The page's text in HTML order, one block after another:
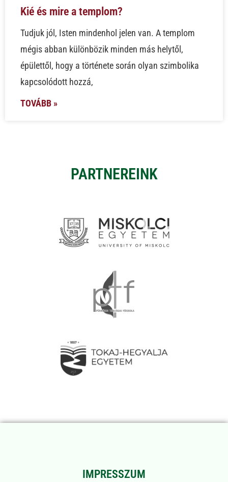
Kié és mire a templom?
Tudjuk jól, Isten mindenhol jelen van. A templom
mégis abban különbözik minden más helytől,
épülettől, hogy a története során olyan szimbolika
kapcsolódott hozzá,
TOVÁBB »
PARTNEREINK
IMPRESSZUM